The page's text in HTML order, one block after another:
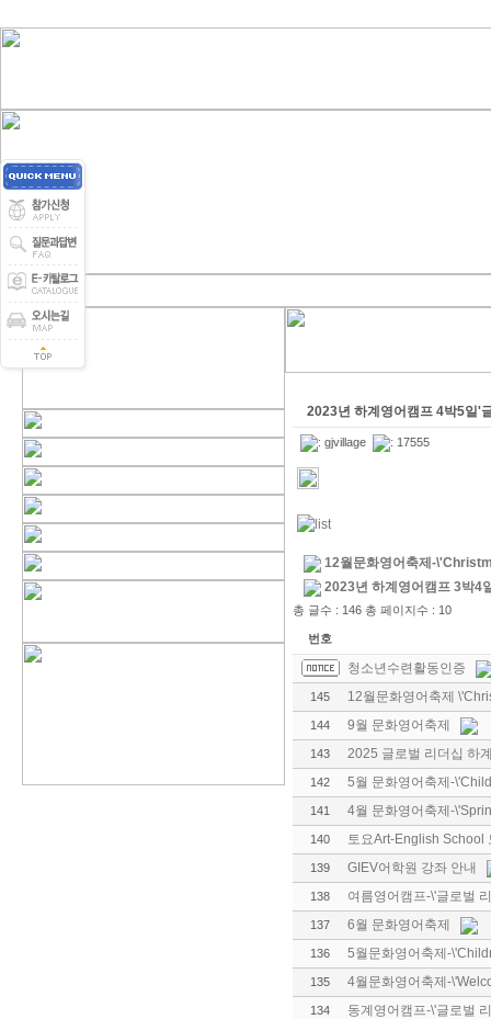
2023년 하계영어캠프 4박5일'
: gjvillage : 17555
12월문화영어축제-
2023년 하계영어캠프 3박4
총 글수 : 146 총 페이지수 : 10
번호
청소년수련활동인증
145 12월문화영어축제
144 9월 문화영어축제
143 2025 글로벌 리더십 하
142 5월 문화영어축제-
141 4월 문화영어축제-
140 토요Art-English School
139 GIEV어학원 강좌 안내
138 여름영어캠프-\'글로벌
137 6월 문화영어축제
136 5월문화영어축제-
135 4월문화영어축제-
134 동계영어캠프-\'글로벌